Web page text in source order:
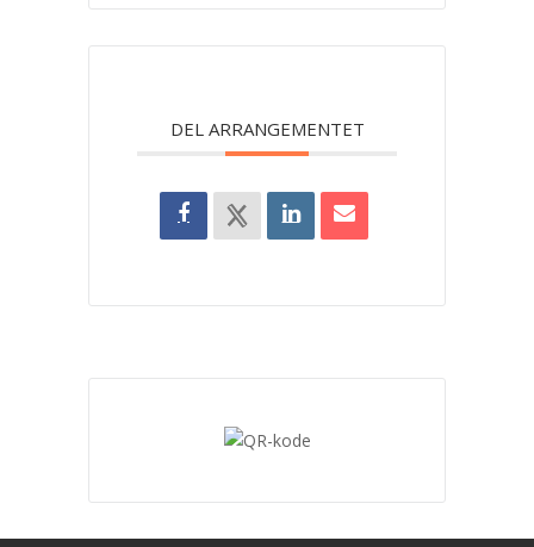
DEL ARRANGEMENTET